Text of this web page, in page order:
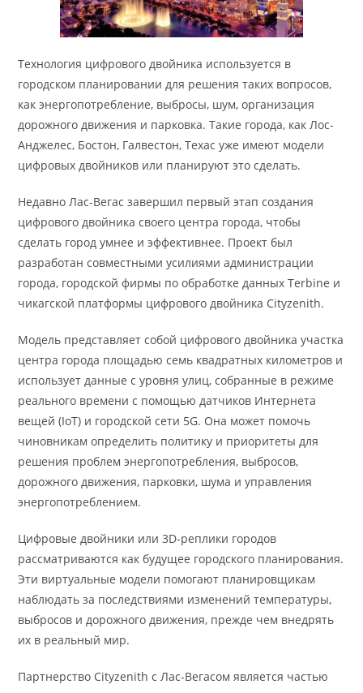
Технология цифрового двойника используется в
городском планировании для решения таких вопросов,
как энергопотребление, выбросы, шум, организация
дорожного движения и парковка. Такие города, как Лос-
Анджелес, Бостон, Галвестон, Техас уже имеют модели
цифровых двойников или планируют это сделать.
Недавно Лас-Вегас завершил первый этап создания
цифрового двойника своего центра города, чтобы
сделать город умнее и эффективнее. Проект был
разработан совместными усилиями администрации
города, городской фирмы по обработке данных Terbine и
чикагской платформы цифрового двойника Cityzenith.
Модель представляет собой цифрового двойника участка
центра города площадью семь квадратных километров и
использует данные с уровня улиц, собранные в режиме
реального времени с помощью датчиков Интернета
вещей (IoT) и городской сети 5G. Она может помочь
чиновникам определить политику и приоритеты для
решения проблем энергопотребления, выбросов,
дорожного движения, парковки, шума и управления
энергопотреблением.
Цифровые двойники или 3D-реплики городов
рассматриваются как будущее городского планирования.
Эти виртуальные модели помогают планировщикам
наблюдать за последствиями изменений температуры,
выбросов и дорожного движения, прежде чем внедрять
их в реальный мир.
Партнерство Cityzenith с Лас-Вегасом является частью